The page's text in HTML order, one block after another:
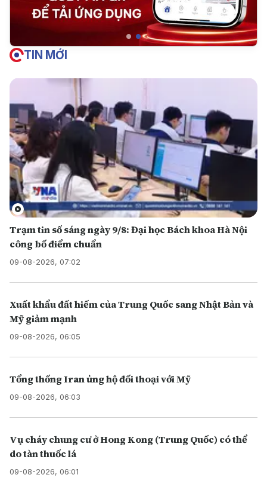
TIN MỚI
Trạm tin số sáng ngày 9/8: Đại học Bách khoa Hà Nội
công bố điểm chuẩn
09-08-2026, 07:02
Xuất khẩu đất hiếm của Trung Quốc sang Nhật Bản và
Mỹ giảm mạnh
09-08-2026, 06:05
Tổng thống Iran ủng hộ đối thoại với Mỹ
09-08-2026, 06:03
Vụ cháy chung cư ở Hong Kong (Trung Quốc) có thể
do tàn thuốc lá
09-08-2026, 06:01